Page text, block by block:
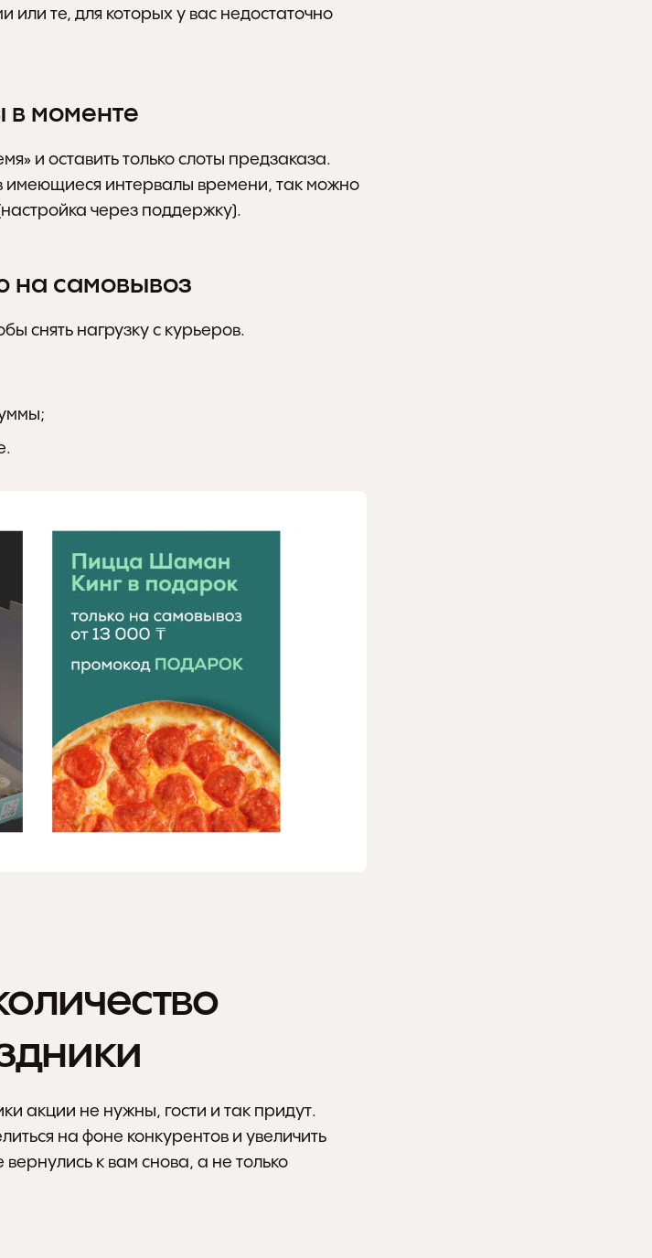
или те, для которых у вас недостаточно
моменте
и оставить только слоты предзаказа.
в имеющиеся интервалы времени, так можно
через поддержку).
самовывоз
снять нагрузку с курьеров.
акции не нужны, гости и так придут.
на фоне конкурентов и увеличить
вернулись к вам снова, а не только